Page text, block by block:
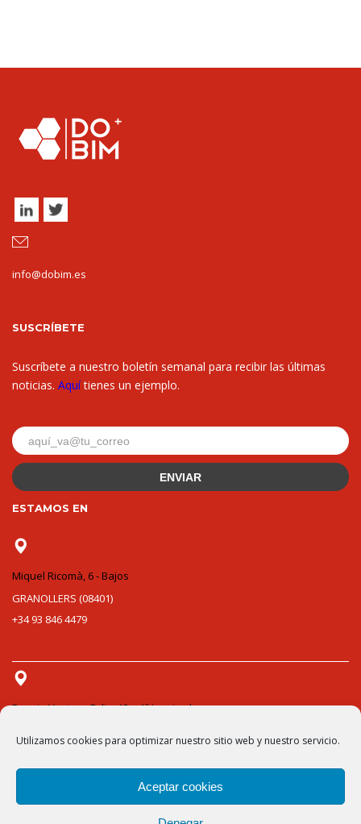
Utilizamos cookies para optimizar nuestro sitio web y nuestro servicio.
Aceptar cookies
info@dobim.es
SUSCRÍBETE
Suscríbete a nuestro boletín semanal para recibir las últimas
noticias. Aquítienes un ejemplo.
ENVIAR
ESTAMOS EN
Miquel Ricomà, 6 - Bajos
GRANOLLERS (08401)
+34 93 846 4479
Pasaje Ventura Feliu, 13 – 1ª Izquierda